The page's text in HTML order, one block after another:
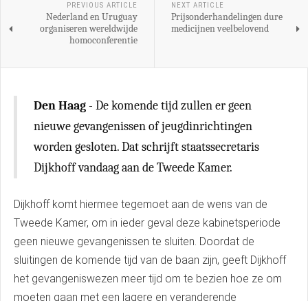
PREVIOUS ARTICLE
Nederland en Uruguay
organiseren wereldwijde
homoconferentie
NEXT ARTICLE
Prijsonderhandelingen dure
medicijnen veelbelovend
Den Haag - De komende tijd zullen er geen
nieuwe gevangenissen of jeugdinrichtingen
worden gesloten. Dat schrijft staatssecretaris
Dijkhoff vandaag aan de Tweede Kamer.
Dijkhoff komt hiermee tegemoet aan de wens van de
Tweede Kamer, om in ieder geval deze kabinetsperiode
geen nieuwe gevangenissen te sluiten. Doordat de
sluitingen de komende tijd van de baan zijn, geeft Dijkhoff
het gevangeniswezen meer tijd om te bezien hoe ze om
moeten gaan met een lagere en veranderende